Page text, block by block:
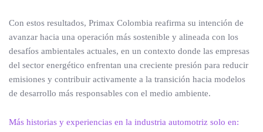
Con estos resultados, Primax Colombia reafirma su intención de
avanzar hacia una operación más sostenible y alineada con los
desafíos ambientales actuales, en un contexto donde las empresas
del sector energético enfrentan una creciente presión para reducir
emisiones y contribuir activamente a la transición hacia modelos
de desarrollo más responsables con el medio ambiente.
Más historias y experiencias en la industria automotriz solo en: